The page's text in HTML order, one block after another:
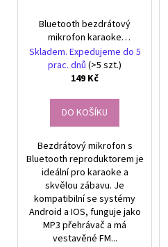
Bluetooth bezdrátový
mikrofon karaoke
reproduktor hlasový
modulátor kulatý
Skladem. Expedujeme do 5
prac. dnů (>5 szt.)
149 Kč
DO KOŠÍKU
Bezdrátový mikrofon s
Bluetooth reproduktorem je
ideální pro karaoke a
skvělou zábavu. Je
kompatibilní se systémy
Android a IOS, funguje jako
MP3 přehrávač a má
vestavěné FM...